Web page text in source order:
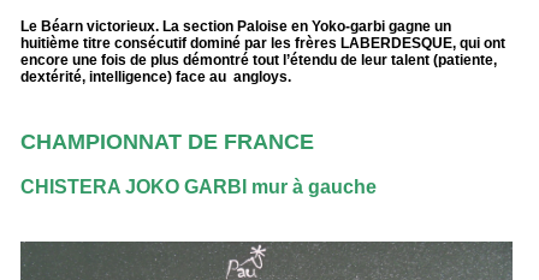
Le Béarn victorieux. La section Paloise en Yoko-garbi gagne un
huitième titre consécutif dominé par les frères LABERDESQUE, qui ont
encore une fois de plus démontré tout l’étendu de leur talent (patiente,
dextérité, intelligence) face au angloys.
CHAMPIONNAT DE FRANCE
CHISTERA JOKO GARBI mur à gauche